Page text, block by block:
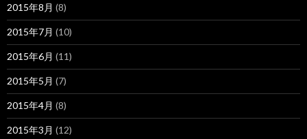
2015年8月 (8)
2015年7月 (10)
2015年6月 (11)
2015年5月 (7)
2015年4月 (8)
2015年3月 (12)